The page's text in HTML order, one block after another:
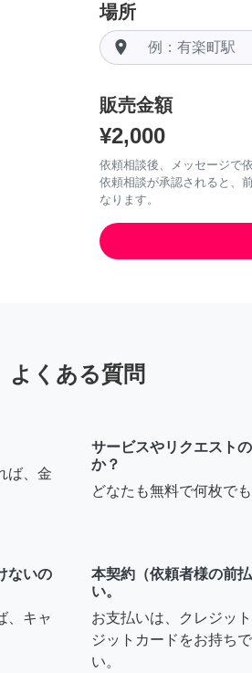
場所
room
販売金額
¥2,000
依頼相談後、メッセージで
依頼相談が承認されると、
なります。
よくある質問
ば、金
サービスやリクエスト
か？
どなたも無料で何枚で
ないの
、キャ
本契約（依頼者様の前
い。
お支払いは、クレジッ
ジットカードをお持ち
い。